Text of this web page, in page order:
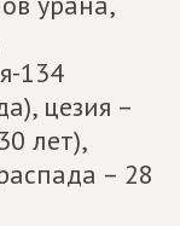
134
цезия –
лет),
– 28